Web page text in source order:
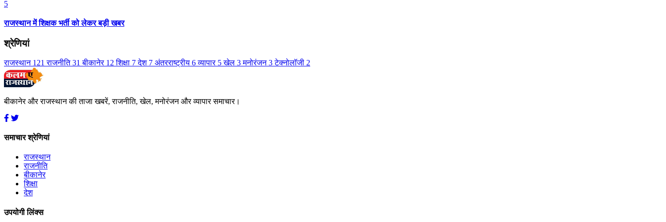
5
राजस्थान में शिक्षक भर्ती को लेकर बड़ी खबर
श्रेणियां
राजस्थान 121 राजनीति 31 बीकानेर 12 शिक्षा 7 देश 7 अंतरराष्ट्रीय 6 व्यापार 5 खेल 3 मनोरंजन 3 टेक्नोलॉजी 2
बीकानेर और राजस्थान की ताजा खबरें, राजनीति, खेल, मनोरंजन और व्यापार समाचार।
समाचार श्रेणियां
राजस्थान
राजनीति
बीकानेर
शिक्षा
देश
उपयोगी लिंक्स